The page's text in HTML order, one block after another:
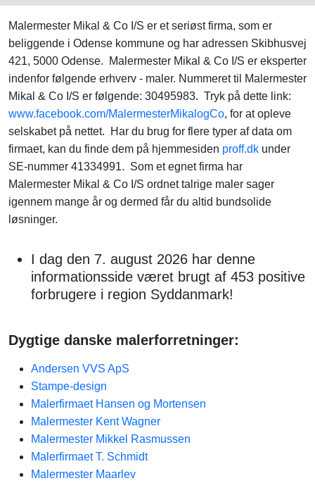
Malermester Mikal & Co I/S er et seriøst firma, som er
beliggende i Odense kommune og har adressen Skibhusvej
421, 5000 Odense. Malermester Mikal & Co I/S er eksperter
indenfor følgende erhverv - maler. Nummeret til Malermester
Mikal & Co I/S er følgende: 30495983. Tryk på dette link:
www.facebook.com/MalermesterMikalogCo, for at opleve
selskabet på nettet. Har du brug for flere typer af data om
firmaet, kan du finde dem på hjemmesiden proff.dk under
SE-nummer 41334991. Som et egnet firma har
Malermester Mikal & Co I/S ordnet talrige maler sager
igennem mange år og dermed får du altid bundsolide
løsninger.
I dag den 7. august 2026 har denne
informationsside været brugt af 453 positive
forbrugere i region Syddanmark!
Dygtige danske malerforretninger:
Andersen VVS ApS
Stampe-design
Malerfirmaet Hansen og Mortensen
Malermester Kent Wagner
Malermester Mikkel Rasmussen
Malerfirmaet T. Schmidt
Malermester Maarlev